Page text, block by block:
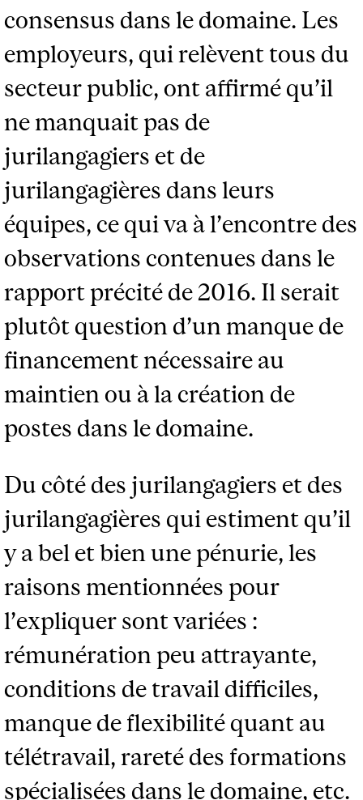
consensus dans le domaine. Les
employeurs, qui relèvent tous du
secteur public, ont affirmé qu’il
ne manquait pas de
jurilangagiers et de
jurilangagières dans leurs
équipes, ce qui va à l’encontre des
observations contenues dans le
rapport précité de 2016. Il serait
plutôt question d’un manque de
financement nécessaire au
maintien ou à la création de
postes dans le domaine.
Du côté des jurilangagiers et des
jurilangagières qui estiment qu’il
y a bel et bien une pénurie, les
raisons mentionnées pour
l’expliquer sont variées :
rémunération peu attrayante,
conditions de travail difficiles,
manque de flexibilité quant au
télétravail, rareté des formations
spécialisées dans le domaine, etc.